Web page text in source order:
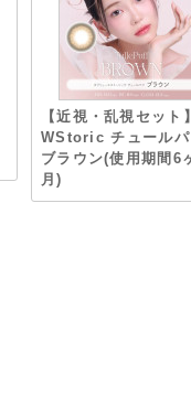
【近視・乱視セット】
WStoric チュールパ
ブラウン(使用期間6
月)